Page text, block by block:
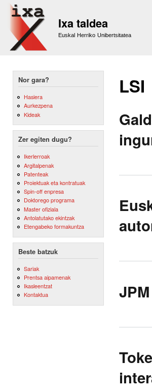
Ixa taldea
Euskal Herriko Unibertsitatea
Nor gara?
Hasiera
Aurkezpena
Kideak
Zer egiten dugu?
Ikerlerroak
Argitalpenak
Patenteak
Proiektuak eta kontratuak
Spin-off enpresa
Doktorego programa
Master ofiziala
Antolatutako ekintzak
Etengabeko formakuntza
Beste batzuk
Sariak
Prentsa aipamenak
Ikasleentzat
Kontaktua
LSI